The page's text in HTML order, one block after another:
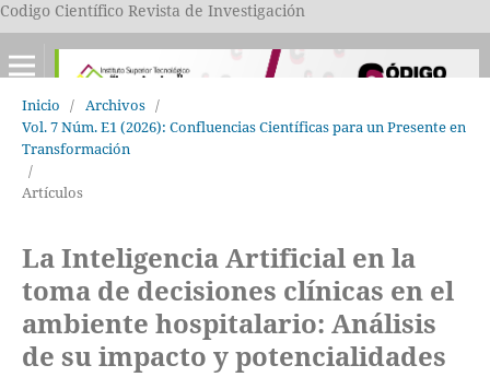
Codigo Científico Revista de Investigación
Inicio / Archivos /
Vol. 7 Núm. E1 (2026): Confluencias Científicas para un Presente en
Transformación
/
Artículos
La Inteligencia Artificial en la
toma de decisiones clínicas en el
ambiente hospitalario: Análisis
de su impacto y potencialidades